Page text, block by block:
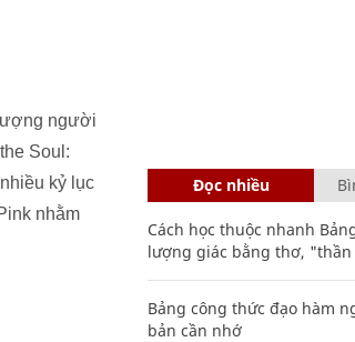
người
Soul:
kỷ lục
nhằm
Đọc nhiều
Cách học thuộc nhanh
lượng giác bằng thơ,
Bảng công thức đạo hàm
bản cần nhớ